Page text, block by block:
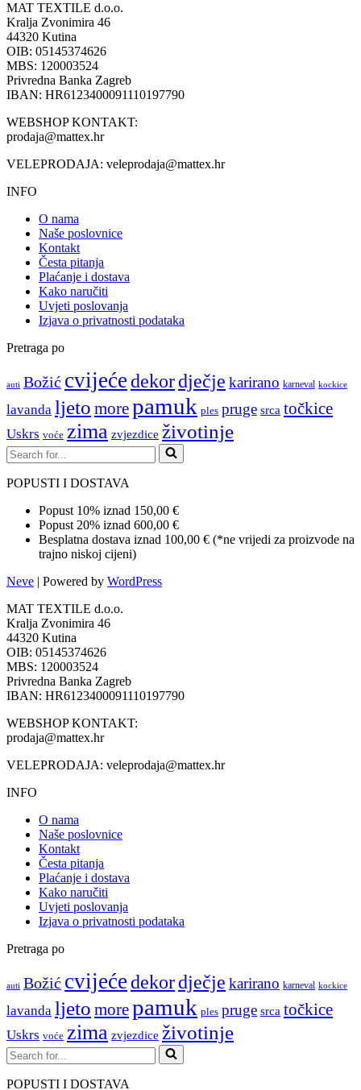
MAT TEXTILE d.o.o.
Kralja Zvonimira 46
44320 Kutina
OIB: 05145374626
MBS: 120003524
Privredna Banka Zagreb
IBAN: HR6123400091110197790
WEBSHOP KONTAKT:
prodaja@mattex.hr
VELEPRODAJA: veleprodaja@mattex.hr
INFO
O nama
Naše poslovnice
Kontakt
Česta pitanja
Plaćanje i dostava
Kako naručiti
Uvjeti poslovanja
Izjava o privatnosti podataka
Pretraga po
auti Božić cvijećedekordječje karirano karneval kockice
lavanda ljeto morepamuk ples pruge srca točkice
Uskrs voće zima zvjezdice životinje
Search
for...
POPUSTI I DOSTAVA
Popust 10% iznad 150,00 €
Popust 20% iznad 600,00 €
Besplatna dostava iznad 100,00 € (*ne vrijedi za proizvode na
trajno niskoj cijeni)
Neve | Powered by WordPress
MAT TEXTILE d.o.o.
Kralja Zvonimira 46
44320 Kutina
OIB: 05145374626
MBS: 120003524
Privredna Banka Zagreb
IBAN: HR6123400091110197790
WEBSHOP KONTAKT:
prodaja@mattex.hr
VELEPRODAJA: veleprodaja@mattex.hr
INFO
O nama
Naše poslovnice
Kontakt
Česta pitanja
Plaćanje i dostava
Kako naručiti
Uvjeti poslovanja
Izjava o privatnosti podataka
Pretraga po
auti Božić cvijećedekordječje karirano karneval kockice
lavanda ljeto morepamuk ples pruge srca točkice
Uskrs voće zima zvjezdice životinje
Search
for...
POPUSTI I DOSTAVA